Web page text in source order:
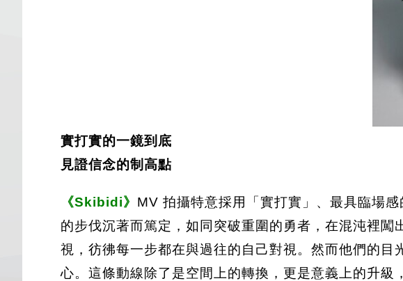
實打實的一鏡到底
見證信念的制高點
《Skibidi》 MV 拍攝特意採用「實打實」、最具臨場
的步伐沉著而篤定，如同突破重圍的勇者，在混沌裡
視，彷彿每一步都在與過往的自己對視。然而他們的
心。這條動線除了是空間上的轉換，更是意義上的升級，